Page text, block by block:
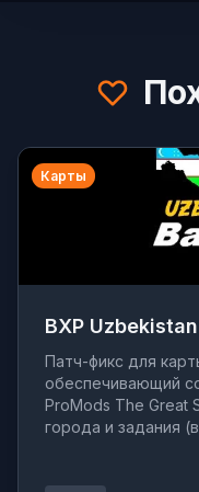
Карты
BXP
Патч-фикс для
обеспечивающий
ProMods The Great
города и задания